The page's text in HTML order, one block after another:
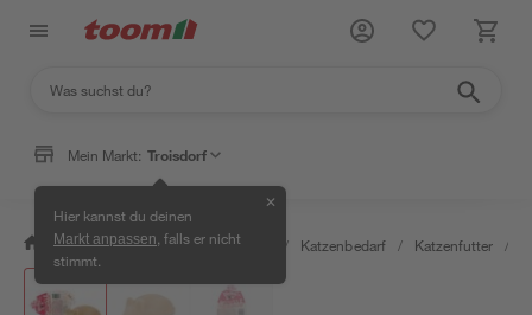
Mein Markt: Troisdorf
Hier kannst du deinen
Markt anpassen , falls er nicht
stimmt.
✕
/ Garten & Freizeit / Tierbedarf / Katzenbedarf / Katzenfutter /